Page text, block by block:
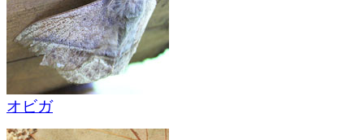
オビガ